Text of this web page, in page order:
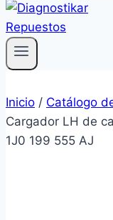
Inicio / Catálogo
Cargador LH de
1J0 199 555 AJ